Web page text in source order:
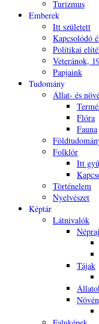
Turizmus
Emberek
Itt született
Kapcsolódó
Politikai
Veteránok,
Papjaink
Tudomány
Állat- és
Flóra
Fauna
Folklór
Itt
Történelem
Nyelvészet
Képtár
Látnivalók
Tájak